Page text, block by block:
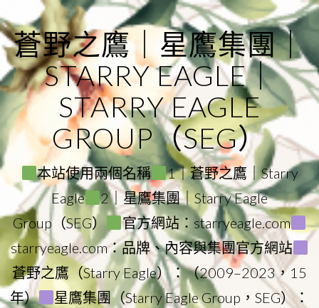
to
content
蒼野之鷹｜星鷹集團｜
STARRY EAGLE｜
STARRY EAGLE
GROUP（SEG）
本站使用兩個名稱
1｜蒼野之鷹｜Starry
Eagle
2｜星鷹集團｜Starry Eagle
Group（SEG）
官方網站：starryeagle.com
starryeagle.com：品牌、內容與集團官方網站
蒼野之鷹（Starry Eagle）：（2009–2023，15
年）
星鷹集團（Starry Eagle Group，SEG）：